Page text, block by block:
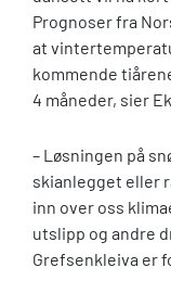
Prognoser fra
at
kommende
4 måneder, sier
– Løsningen på
skianlegget eller
inn over oss
utslipp og andre
Grefsenkleiva er